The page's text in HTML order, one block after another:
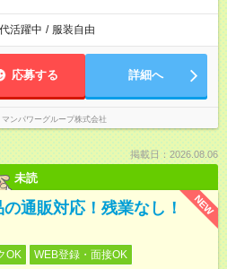
活躍中 / 服装自由
応募する 詳細へ
マンパワーグループ株式会社
掲載日：2026.08.06
未読
NEW
通販対応！残業なし！
OK WEB登録・面接OK